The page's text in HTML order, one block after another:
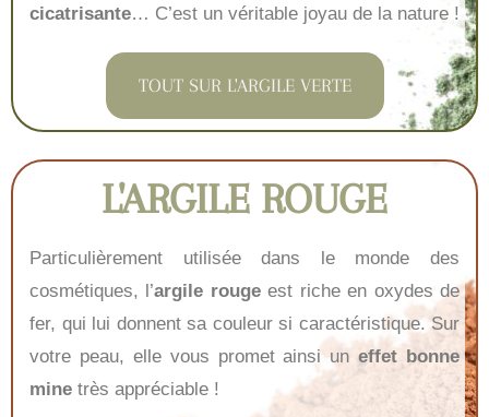
cicatrisante… C’est un véritable joyau de la nature !
TOUT SUR L'ARGILE VERTE
L'ARGILE ROUGE
Particulièrement utilisée dans le monde des
cosmétiques, l’argile rougeest riche en oxydes de
fer, qui lui donnent sa couleur si caractéristique. Sur
votre peau, elle vous promet ainsi uneffet bonne
mine très appréciable !